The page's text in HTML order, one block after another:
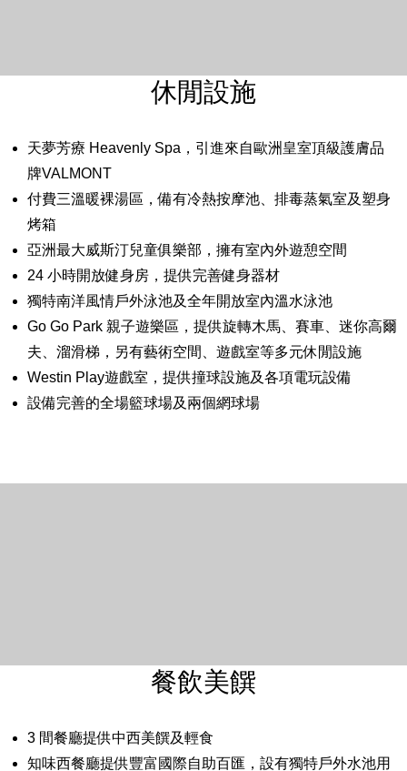
休閒設施
天夢芳療 Heavenly Spa，引進來自歐洲皇室頂級護膚品
牌VALMONT
付費三溫暖裸湯區，備有冷熱按摩池、排毒蒸氣室及塑身
烤箱
亞洲最大威斯汀兒童俱樂部，擁有室內外遊憩空間
24 小時開放健身房，提供完善健身器材
獨特南洋風情戶外泳池及全年開放室內溫水泳池
Go Go Park 親子遊樂區，提供旋轉木馬、賽車、迷你高爾
夫、溜滑梯，另有藝術空間、遊戲室等多元休閒設施
Westin Play遊戲室，提供撞球設施及各項電玩設備
設備完善的全場籃球場及兩個網球場
餐飲美饌
3 間餐廳提供中西美饌及輕食
知味西餐廳提供豐富國際自助百匯，設有獨特戶外水池用